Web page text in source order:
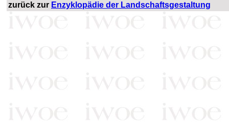
zurück zur Enzyklopädie der Landschaftsgestaltung